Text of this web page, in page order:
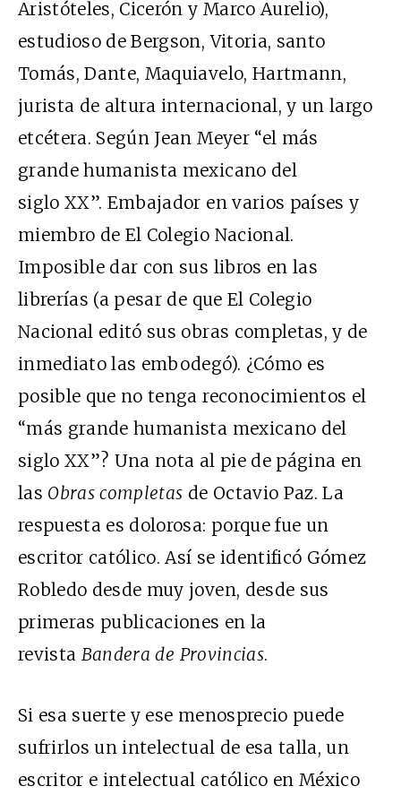
Aristóteles, Cicerón y Marco Aurelio),
estudioso de Bergson, Vitoria, santo
Tomás, Dante, Maquiavelo, Hartmann,
jurista de altura internacional, y un largo
etcétera. Según Jean Meyer “el más
grande humanista mexicano del
siglo XX”. Embajador en varios países y
miembro de El Colegio Nacional.
Imposible dar con sus libros en las
librerías (a pesar de que El Colegio
Nacional editó sus obras completas, y de
inmediato las embodegó). ¿Cómo es
posible que no tenga reconocimientos el
“más grande humanista mexicano del
siglo XX”? Una nota al pie de página en
las Obras completas de Octavio Paz. La
respuesta es dolorosa: porque fue un
escritor católico. Así se identificó Gómez
Robledo desde muy joven, desde sus
primeras publicaciones en la
revista Bandera de Provincias.
Si esa suerte y ese menosprecio puede
sufrirlos un intelectual de esa talla, un
escritor e intelectual católico en México